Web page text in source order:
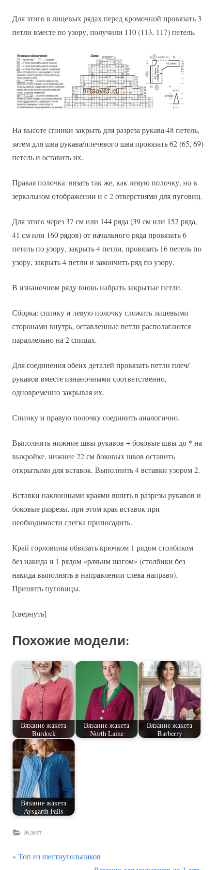
Для этого в лицевых рядах перед кромочной провязать 3
петли вместе по узору, получили 110 (113, 117) петель.
На высоте спинки закрыть для разреза рукава 48 петель,
затем для шва рукава/плечевого шва провязать 62 (65, 69)
петель и оставить их.
Правая полочка: вязать так же, как левую полочку, но в
зеркальном отображении и с 2 отверстиями для пуговиц.
Для этого через 37 см или 144 ряда (39 см или 152 ряда,
41 см или 160 рядов) от начального ряда провязать 6
петель по узору, закрыть 4 петли, провязать 16 петель по
узору, закрыть 4 петли и закончить ряд по узору.
В изнаночном ряду вновь набрать закрытые петли.
Сборка: спинку и левую полочку сложить лицевыми
сторонами внутрь, оставленные петли располагаются
параллельно на 2 спицах.
Для соединения обеих деталей провязать петли плеч/
рукавов вместе изнаночными соответственно,
одновременно закрывая их.
Спинку и правую полочку соединить аналогично.
Выполнить нижние швы рукавов + боковые швы до * на
выкройке, нижние 22 см боковых швов оставить
открытыми для вставок. Выполнить 4 вставки узором 2.
Вставки наклонными краями вшить в разрезы рукавов и
боковые разрезы, при этом края вставок при
необходимости слегка припосадить.
Край горловины обвязать крючком 1 рядом столбиком
без накида и 1 рядом «рачьим шагом» (столбики без
накида выполнять в направлении слева направо).
Пришить пуговицы.
[свернуть]
Похожие модели:
Вязание жакета
Burdock
Вязание жакета
North Laine
Вязание жакета
Barberry
Вязание жакета
Aysgarth Falls
Жакет
Навигация
П
Топ из шестиугольников